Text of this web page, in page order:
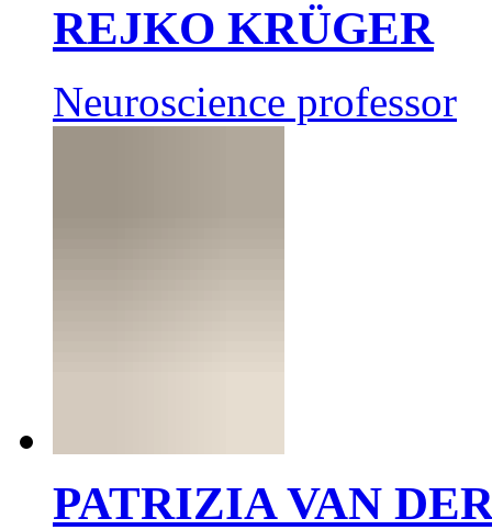
REJKO KRÜGER
Neuroscience professor
PATRIZIA VAN